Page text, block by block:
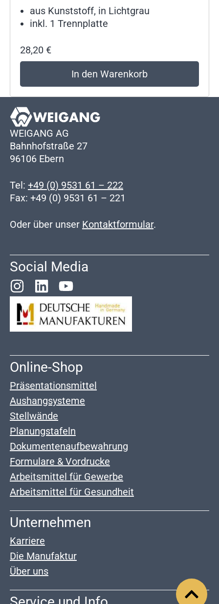
aus Kunststoff, in Lichtgrau
inkl. 1 Trennplatte
28,20 €
In den Warenkorb
WEIGANG AG
Bahnhofstraße 27
96106 Ebern
Tel: +49 (0) 9531 61 – 222
Fax: +49 (0) 9531 61 – 221
Oder über unser Kontaktformular.
Social Media
Online-Shop
Präsentationsmittel
Aushangsysteme
Stellwände
Planungstafeln
Dokumentenaufbewahrung
Formulare & Vordrucke
Arbeitsmittel für Gewerbe
Arbeitsmittel für Gesundheit
Unternehmen
Karriere
Die Manufaktur
Über uns